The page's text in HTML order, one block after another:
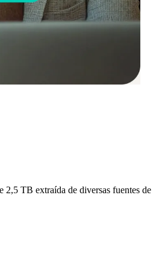
2,5 TB extraída de diversas fuentes de